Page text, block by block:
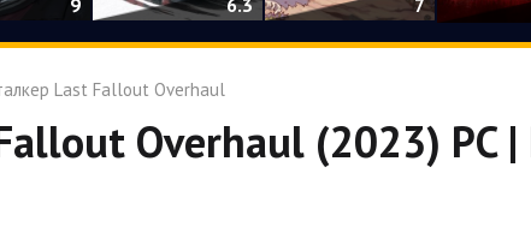
9 6.3 7
Last Fallout Overhaul
Overhaul (2023) PC |